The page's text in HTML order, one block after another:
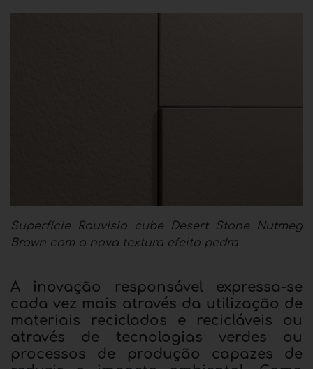
Superfície Rauvisio cube Desert Stone Nutmeg
Brown com a nova textura efeito pedra
A inovação responsável expressa-se
cada vez mais através da utilização de
materiais reciclados e recicláveis ou
através de tecnologias verdes ou
processos de produção capazes de